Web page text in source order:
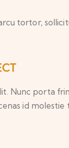
tortor,
Nunc porta
id